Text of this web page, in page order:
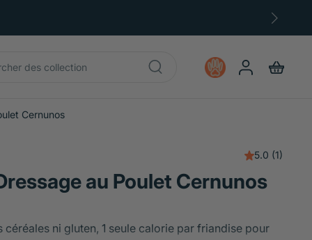
-15% toute l'année avec le Club
Cernunos
5.0 (1)
au Poulet Cernunos
céréales ni gluten, 1 seule calorie par friandise pour